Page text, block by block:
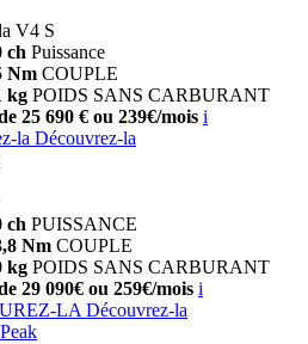
V4 S
ch Puissance
Nm COUPLE
kg POIDS SANS CARBURANT
25 690 € ou 239€/mois i
la Découvrez-la
ch PUISSANCE
Nm COUPLE
kg POIDS SANS CARBURANT
29 090€ ou 259€/mois i
LA Découvrez-la